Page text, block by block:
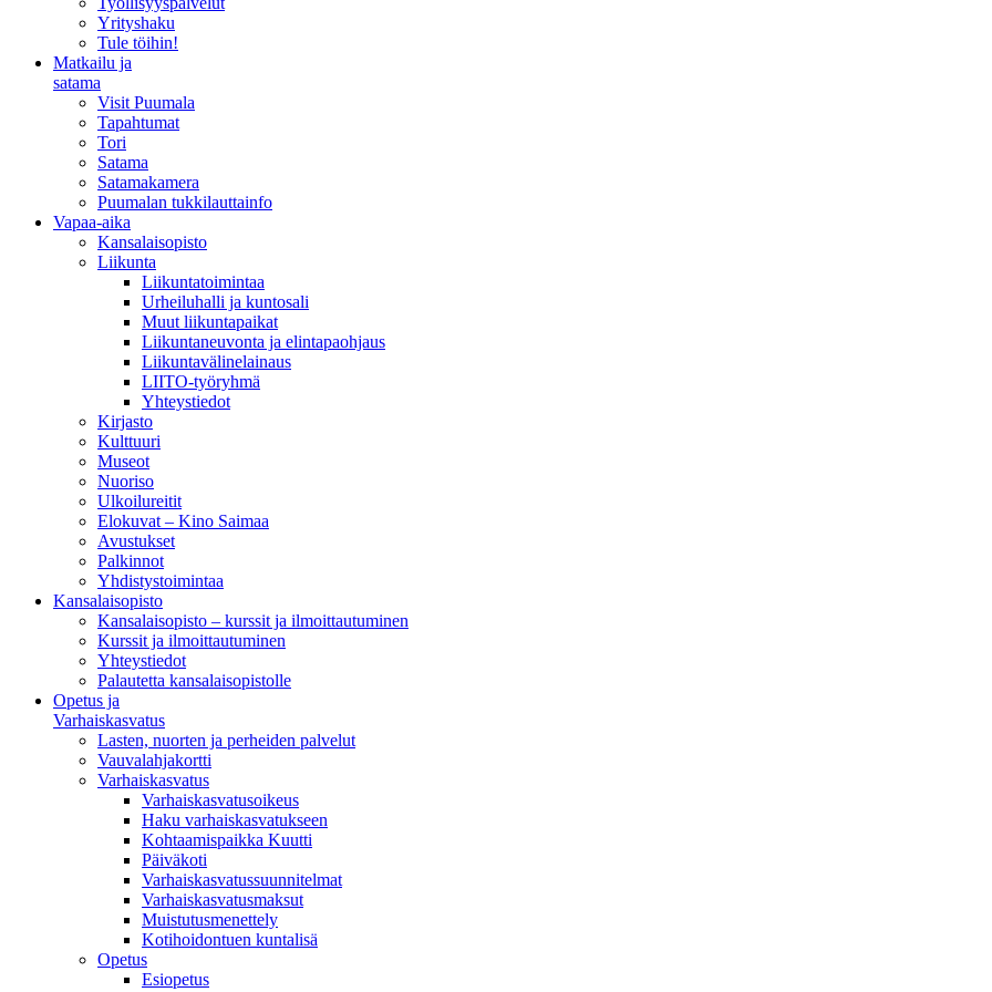
Yrityshaku
Tule töihin!
Matkailu ja
satama
Visit Puumala
Tapahtumat
Tori
Satama
Satamakamera
Puumalan tukkilauttainfo
Vapaa-aika
Kansalaisopisto
Liikunta
Liikuntatoimintaa
Urheiluhalli ja kuntosali
Muut liikuntapaikat
Liikuntaneuvonta ja elintapaohjaus
Liikuntavälinelainaus
LIITO-työryhmä
Yhteystiedot
Kirjasto
Kulttuuri
Museot
Nuoriso
Ulkoilureitit
Elokuvat – Kino Saimaa
Avustukset
Palkinnot
Yhdistystoimintaa
Kansalaisopisto
Kansalaisopisto – kurssit ja ilmoittautuminen
Kurssit ja ilmoittautuminen
Yhteystiedot
Palautetta kansalaisopistolle
Opetus ja
Varhaiskasvatus
Lasten, nuorten ja perheiden palvelut
Vauvalahjakortti
Varhaiskasvatus
Varhaiskasvatusoikeus
Haku varhaiskasvatukseen
Kohtaamispaikka Kuutti
Päiväkoti
Varhaiskasvatussuunnitelmat
Varhaiskasvatusmaksut
Muistutusmenettely
Kotihoidontuen kuntalisä
Opetus
Esiopetus